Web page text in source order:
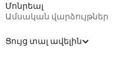
Մոնրեալ
Ամսական վարձույթներ
Ցույց տալ ավելին